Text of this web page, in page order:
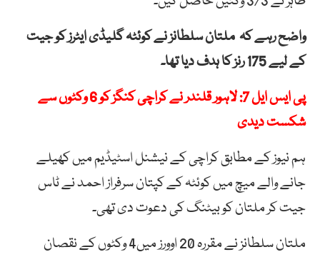
واضح رہے کہ ملتان سلطانز نے کوئٹہ گلیڈی ایٹرز کو جیت
کے لیے 175 رنز کا ہدف دیا تھا۔
پی ایس ایل 7: لاہور قلندر نے کراچی کنگز کو 6 وکٹوں سے
شکست دیدی
ہم نیوز کے مطابق کراچی کے نیشنل اسٹیڈیم میں کھیلے
جانے والے میچ میں کوئٹہ کے کپتان سرفراز احمد نے ٹاس
جیت کر ملتان کو بیٹنگ کی دعوت دی تھی۔
ملتان سلطانز نے مقررہ 20 اوورز میں4 وکٹوں کے نقصان